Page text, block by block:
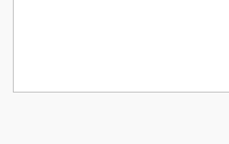
Görüş ve önerileriniz için teşekkür ederiz.